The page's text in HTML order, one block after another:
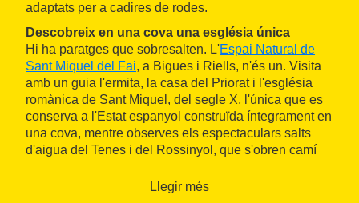
adaptats per a cadires de rodes.
Descobreix en una cova una església única
Hi ha paratges que sobresalten. L'Espai Natural de
Sant Miquel del Fai, a Bigues i Riells, n'és un. Visita
amb un guia l'ermita, la casa del Priorat i l'església
romànica de Sant Miquel, del segle X, l'única que es
conserva a l'Estat espanyol construïda íntegrament en
una cova, mentre observes els espectaculars salts
d'aigua del Tenes i del Rossinyol, que s'obren camí
cingle sobre el qual es troba el monestir.
Llegir més